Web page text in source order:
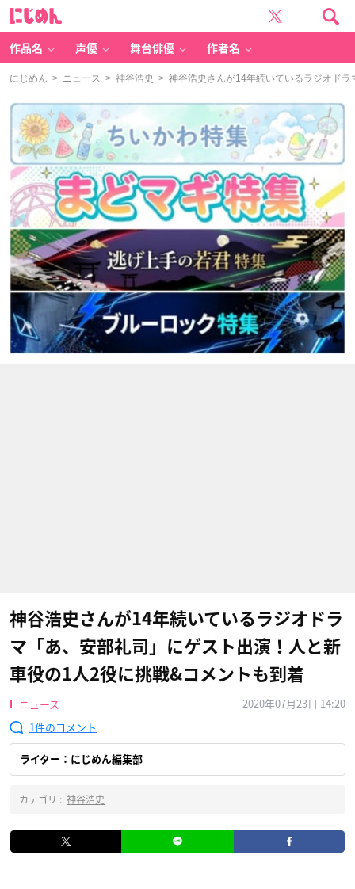
作品名 声優 舞台俳優 作者名
にじめん > ニュース > 神谷浩史 > 神谷浩史さんが14年続いているラジオド
神谷浩史さんが14年続いているラジオドラ
マ「あ、安部礼司」にゲスト出演！人と新
車役の1人2役に挑戦&コメントも到着
ニュース
2020年07月23日 14:20
1
ライター：にじめん編集部
カテゴリ : 神谷浩史